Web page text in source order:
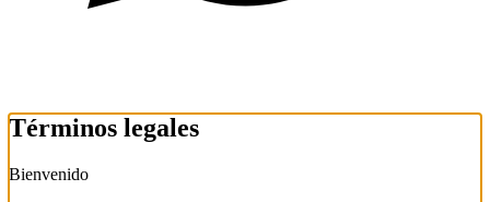
Términos legales
Bienvenido